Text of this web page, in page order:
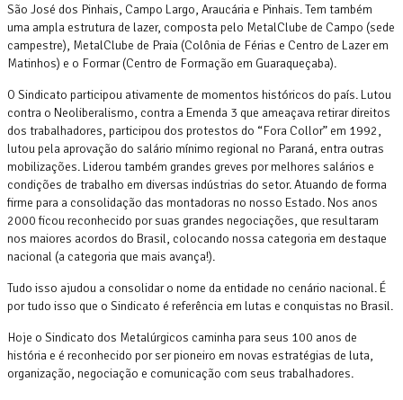
São José dos Pinhais, Campo Largo, Araucária e Pinhais. Tem também
uma ampla estrutura de lazer, composta pelo MetalClube de Campo (sede
campestre), MetalClube de Praia (Colônia de Férias e Centro de Lazer em
Matinhos) e o Formar (Centro de Formação em Guaraqueçaba).
O Sindicato participou ativamente de momentos históricos do país. Lutou
contra o Neoliberalismo, contra a Emenda 3 que ameaçava retirar direitos
dos trabalhadores, participou dos protestos do “Fora Collor” em 1992,
lutou pela aprovação do salário mínimo regional no Paraná, entra outras
mobilizações. Liderou também grandes greves por melhores salários e
condições de trabalho em diversas indústrias do setor. Atuando de forma
firme para a consolidação das montadoras no nosso Estado. Nos anos
2000 ficou reconhecido por suas grandes negociações, que resultaram
nos maiores acordos do Brasil, colocando nossa categoria em destaque
nacional (a categoria que mais avança!).
Tudo isso ajudou a consolidar o nome da entidade no cenário nacional. É
por tudo isso que o Sindicato é referência em lutas e conquistas no Brasil.
Hoje o Sindicato dos Metalúrgicos caminha para seus 100 anos de
história e é reconhecido por ser pioneiro em novas estratégias de luta,
organização, negociação e comunicação com seus trabalhadores.